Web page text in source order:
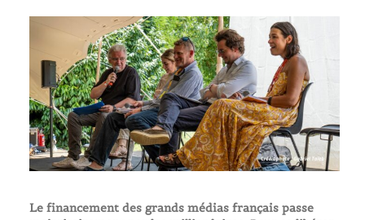
Le financement des grands médias français passe